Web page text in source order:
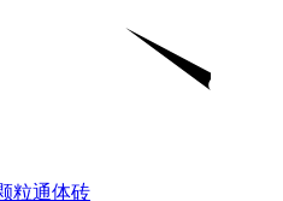
粒通体砖